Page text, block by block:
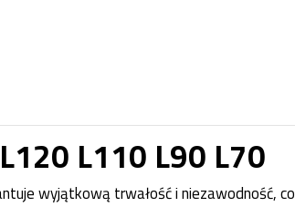
L110 L90 L70
wyjątkową trwałość i niezawodność, co